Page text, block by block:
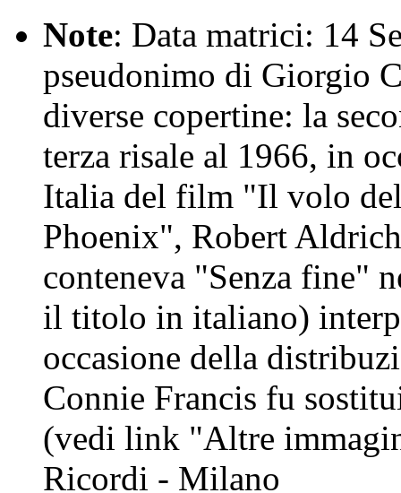
Note: Data matrici: 14
pseudonimo di Giorgio
diverse copertine: la
terza risale al 1966, in
Italia del film "Il volo
Phoenix", Robert
conteneva "Senza fine"
il titolo in italiano)
occasione della
Connie Francis fu
(vedi link "Altre
Ricordi - Milano